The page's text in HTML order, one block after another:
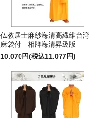
仏教居士麻紗海清高繊維台湾
麻袋付 相牌海清昇級版
10,070円(税込11,077円)